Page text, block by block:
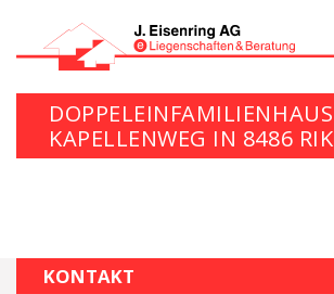
KAPELLENWEG IN 8486
KONTAKT